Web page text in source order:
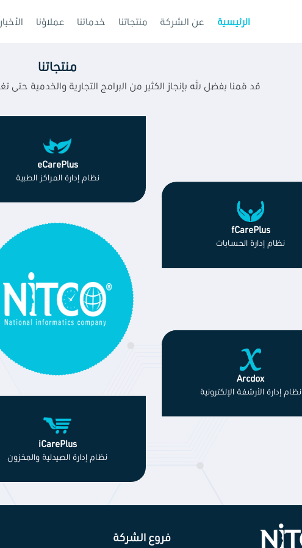
الرئيسية عن الشركة منتجاتنا خدماتنا عملاؤنا الأخبار
منتجاتنا
قد قمنا بفضل الله بإنجاز الكثير من البرامج التجارية والخدمية
fCarePlus
نظام إدارة الحسابات
eCarePlus
نظام إدارة المراكز الطبية
Arcdox
نظام إدارة الأرشفة الإلكترونية
iCarePlus
نظام إدارة الصيدلية والمخزون
فروع الشركة